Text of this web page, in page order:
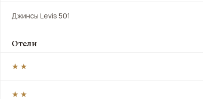
Джинсы Levis 501
Отели
★★
★★